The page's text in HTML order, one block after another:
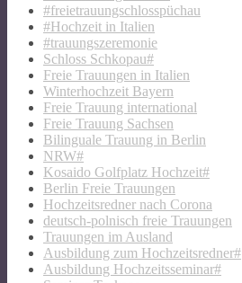
#freietrauungschlosspüchau
#Hochzeit in Italien
#trauungszeremonie
Schloss Schkopau#
Freie Trauungen in Italien
Winterhochzeit Bayern
Freie Trauung international
Freie Trauung Sachsen
Bilinguale Trauung in Berlin
NRW#
Kosaido Golfplatz Hochzeit#
Berlin Freie Trauungen
Hochzeitsredner nach Corona
deutsch-polnisch freie Trauungen
Trauungen im Ausland
Ausbildung zum Hochzeitsredner#
Ausbildung Hochzeitsseminar#